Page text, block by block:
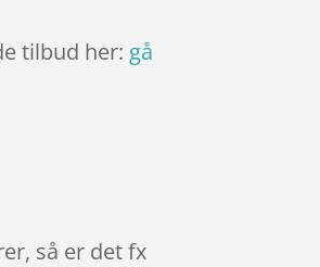
tilbud her: gå
så er det fx